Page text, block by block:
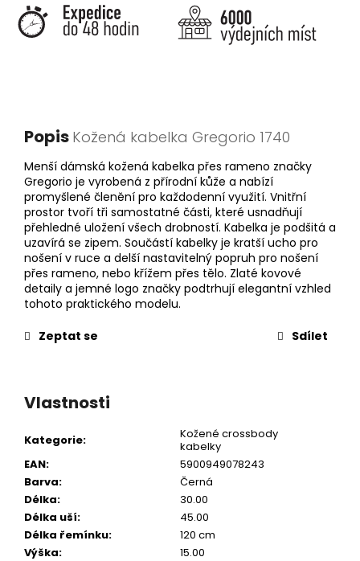
Popis Kožená kabelka Gregorio 1740
Menší dámská kožená kabelka přes rameno značky
Gregorio je vyrobená z přírodní kůže a nabízí
promyšlené členění pro každodenní využití. Vnitřní
prostor tvoří tři samostatné části, které usnadňují
přehledné uložení všech drobností. Kabelka je podšitá a
uzavírá se zipem. Součástí kabelky je kratší ucho pro
nošení v ruce a delší nastavitelný popruh pro nošení
přes rameno, nebo křížem přes tělo. Zlaté kovové
detaily a jemné logo značky podtrhují elegantní vzhled
tohoto praktického modelu.
Zeptat se
Sdílet
Vlastnosti
Kategorie:
Kožené crossbody
kabelky
EAN:
5900949078243
Barva:
Černá
Délka:
30.00
Délka uší:
45.00
Délka řemínku:
120 cm
Výška:
15.00